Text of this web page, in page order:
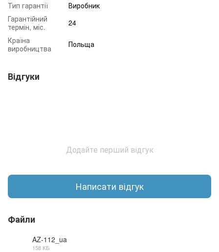
Тип гарантії
Виробник
Гарантійний
термін, міс.
24
Країна
виробництва
Польща
Відгуки
Додайте перший відгук
Написати відгук
Файли
AZ-112_ua
158 КБ